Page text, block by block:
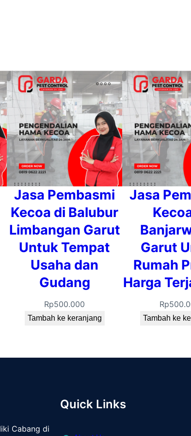
j
a
m
i
n
Jasa Pembasmi
Kecoa di Balubur
Limbangan Garut
Untuk Tempat
Usaha dan
Gudang
Rp500.000
Tambah ke keranjang
Jasa
Garut
Rumah
Harga
Rp
Tambah ke
Cabang di
Quick Links